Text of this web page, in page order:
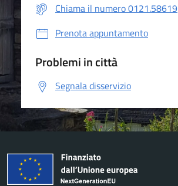
Chiama il numero 0121.58619
Prenota appuntamento
Problemi in città
Segnala disservizio